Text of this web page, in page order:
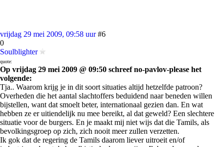
vrijdag 29 mei 2009, 09:58 uur #6
0
Soulblighter
quote:
Op vrijdag 29 mei 2009 @ 09:50 schreef no-pavlov-please het
volgende:
Tja.. Waarom krijg je in dit soort situaties altijd hetzelfde patroon?
Overheden die het aantal slachtoffers beduidend naar beneden willen
bijstellen, want dat smoelt beter, internationaal gezien dan. En wat
hebben ze er uitiendelijk nu mee bereikt, al dat geweld? Een slechtere
situatie voor de burgers. En je maakt mij niet wijs dat die Tamils, als
bevolkingsgroep op zich, zich nooit meer zullen verzetten.
Ik gok dat de regering de Tamils daarom liever uitroeit en/of